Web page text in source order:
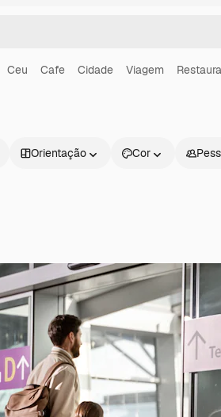
Ceu Cafe Cidade Viagem
Orientação Cor
Produtos
Spaces
Assistente de IA
Gerador de
Começar
Academy
Documentação
Atendimento